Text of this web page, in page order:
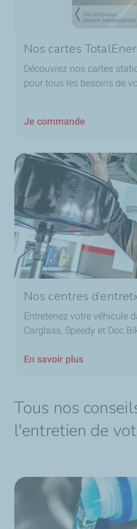
Nos cartes
Découvrez nos cartes
pour tous les besoins de
Je commande
Nos centres
Entretenez votre véhicule
Carglass, Speedy et Doc
En savoir plus
Tous nos
l'entretien de